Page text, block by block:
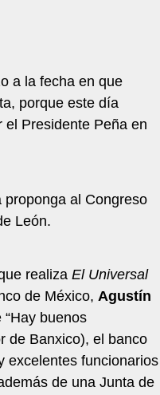
a la fecha en que
porque este día
Presidente Peña en
al Congreso
León.
realiza El Universal
de México, Agustín
buenos
de Banxico), el banco
excelentes funcionarios
de una Junta de